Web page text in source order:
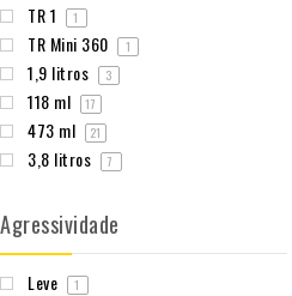
TR 1 1
TR Mini 360 1
1,9 litros 3
118 ml 17
473 ml 21
3,8 litros 7
Agressividade
Leve 1